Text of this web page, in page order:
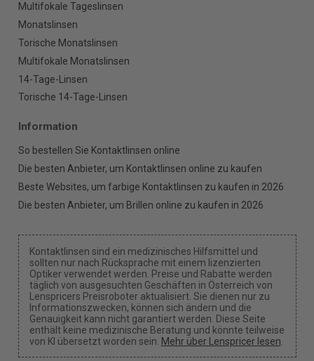
Multifokale Tageslinsen
Monatslinsen
Torische Monatslinsen
Multifokale Monatslinsen
14-Tage-Linsen
Torische 14-Tage-Linsen
Information
So bestellen Sie Kontaktlinsen online
Die besten Anbieter, um Kontaktlinsen online zu kaufen
Beste Websites, um farbige Kontaktlinsen zu kaufen in 2026
Die besten Anbieter, um Brillen online zu kaufen in 2026
Kontaktlinsen sind ein medizinisches Hilfsmittel und
sollten nur nach Rücksprache mit einem lizenzierten
Optiker verwendet werden. Preise und Rabatte werden
täglich von ausgesuchten Geschäften in Österreich von
Lenspricers Preisroboter aktualisiert. Sie dienen nur zu
Informationszwecken, können sich ändern und die
Genauigkeit kann nicht garantiert werden. Diese Seite
enthält keine medizinische Beratung und könnte teilweise
von KI übersetzt worden sein. Mehr über Lenspricer lesen.